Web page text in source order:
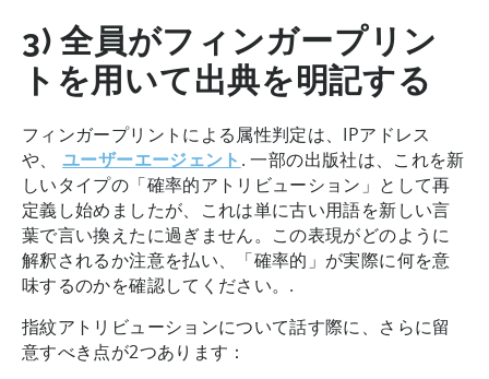
3) 全員がフィンガープリン
トを用いて出典を明記する
フィンガープリントによる属性判定は、IPアドレス
や、ユーザーエージェント . 一部の出版社は、これを新
しいタイプの「確率的アトリビューション」として再
定義し始めましたが、これは単に古い用語を新しい言
葉で言い換えたに過ぎません。この表現がどのように
解釈されるか注意を払い、「確率的」が実際に何を意
味するのかを確認してください。.
指紋アトリビューションについて話す際に、さらに留
意すべき点が2つあります：